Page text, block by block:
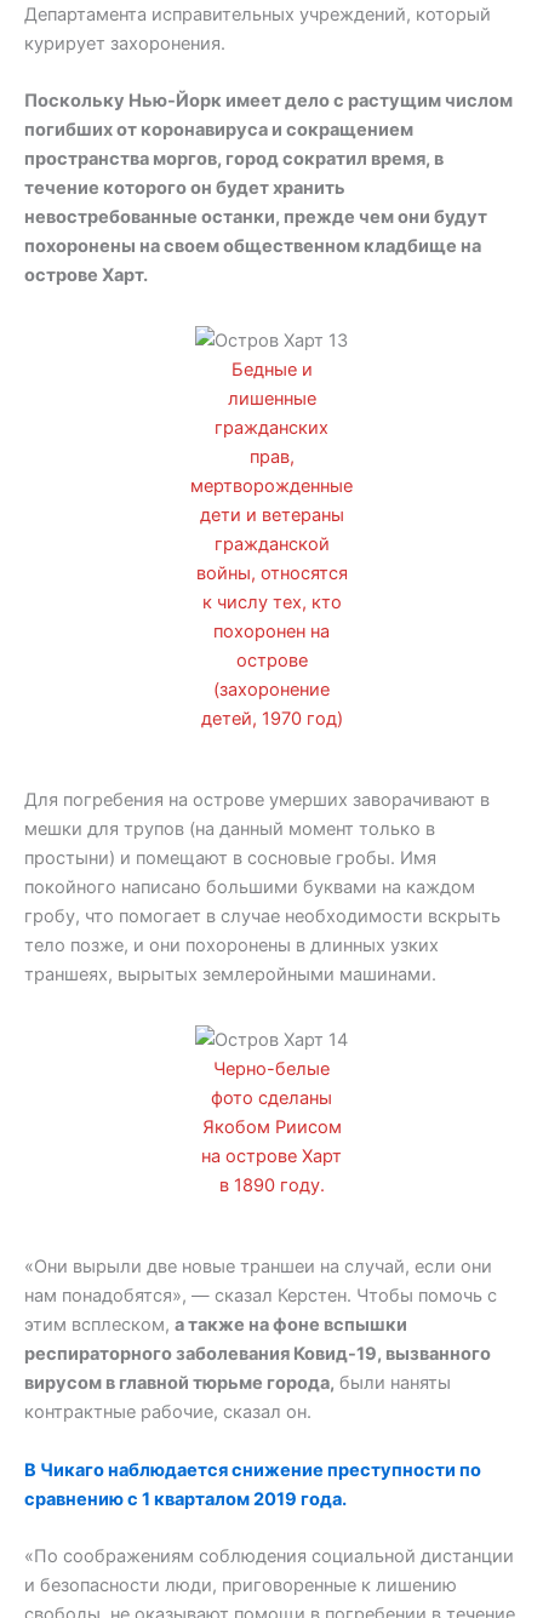
Департамента исправительных учреждений, который
курирует захоронения.
Поскольку Нью-Йорк имеет дело с растущим числом
погибших от коронавируса и сокращением
пространства моргов, город сократил время, в
течение которого он будет хранить
невостребованные останки, прежде чем они будут
похоронены на своем общественном кладбище на
острове Харт.
Бедные и
лишенные
гражданских
прав,
мертворожденные
дети и ветераны
гражданской
войны, относятся
к числу тех, кто
похоронен на
острове
(захоронение
детей, 1970 год)
Для погребения на острове умерших заворачивают в
мешки для трупов (на данный момент только в
простыни) и помещают в сосновые гробы. Имя
покойного написано большими буквами на каждом
гробу, что помогает в случае необходимости вскрыть
тело позже, и они похоронены в длинных узких
траншеях, вырытых землеройными машинами.
Черно-белые
фото сделаны
Якобом Риисом
на острове Харт
в 1890 году.
«Они вырыли две новые траншеи на случай, если они
нам понадобятся», — сказал Керстен. Чтобы помочь с
этим всплеском, а также на фоне вспышки
респираторного заболевания Ковид-19, вызванного
вирусом в главной тюрьме города, были наняты
контрактные рабочие, сказал он.
В Чикаго наблюдается снижение преступности по
сравнению с 1 кварталом 2019 года.
«По соображениям соблюдения социальной дистанции
и безопасности люди, приговоренные к лишению